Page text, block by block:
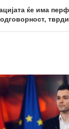
ќе има
одговорност,